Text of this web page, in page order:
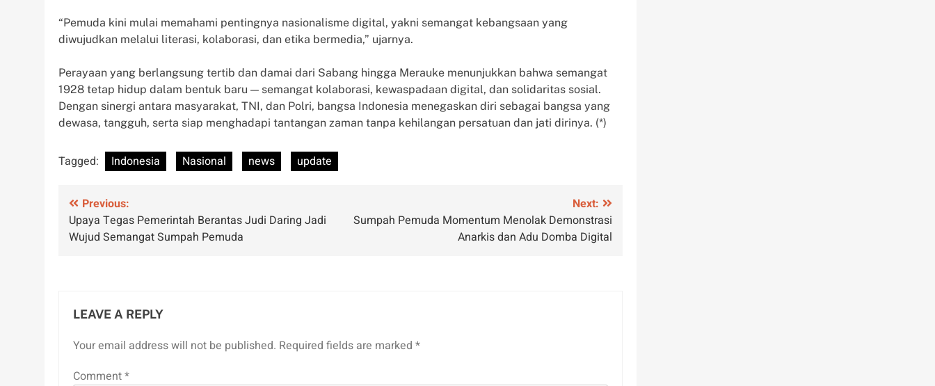
“Pemuda kini mulai memahami pentingnya nasionalisme digital, yakni semangat kebangsaan yang
diwujudkan melalui literasi, kolaborasi, dan etika bermedia,” ujarnya.
Perayaan yang berlangsung tertib dan damai dari Sabang hingga Merauke menunjukkan bahwa semangat
1928 tetap hidup dalam bentuk baru — semangat kolaborasi, kewaspadaan digital, dan solidaritas sosial.
Dengan sinergi antara masyarakat, TNI, dan Polri, bangsa Indonesia menegaskan diri sebagai bangsa yang
dewasa, tangguh, serta siap menghadapi tantangan zaman tanpa kehilangan persatuan dan jati dirinya. (*)
Tagged: Indonesia Nasional news update
Post
navigation
Previous:
Upaya Tegas Pemerintah Berantas Judi Daring Jadi
Wujud Semangat Sumpah Pemuda
Next:
Sumpah Pemuda Momentum Menolak Demonstrasi
Anarkis dan Adu Domba Digital
LEAVE A REPLY
Your email address will not be published. Required fields are marked *
Comment*